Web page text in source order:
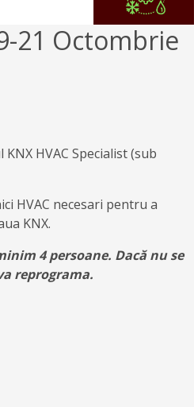
21 Octombrie
HVAC Specialist (sub
HVAC necesari pentru a
KNX.
4 persoane. Dacă nu se
reprograma.